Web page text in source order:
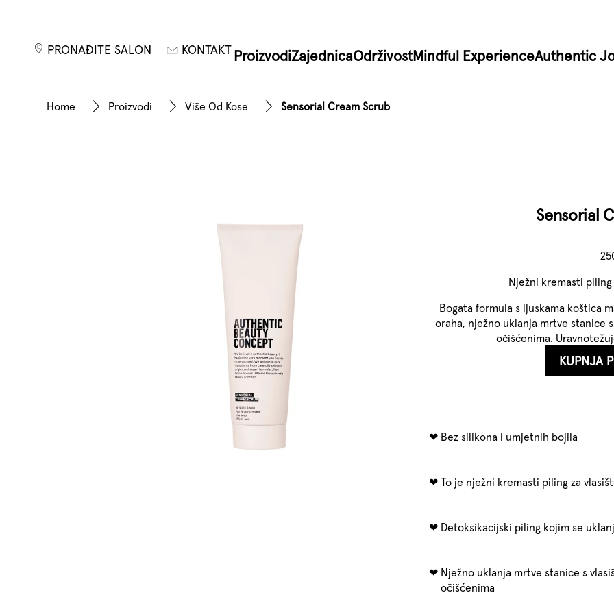
ProizvodiZajednicaOdrživostMindful ExperienceAuthentic
PRONAĐITE SALON KONTAKT
Home Proizvodi Više Od Kose Sensorial Cream Scrub
Sensorial
Nježni kremasti
Bogata formula s ljuskama koštica
oraha, nježno uklanja mrtve stanice
očišćenima.
KUPNJA
Bez silikona i umjetnih bojila
To je nježni kremasti piling za
Detoksikacijski piling kojim se
Nježno uklanja mrtve stanice s
očišćenima